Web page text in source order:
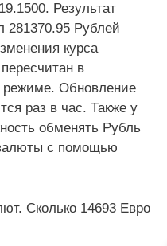
Результат
281370.95 Рублей
курса
в
режиме. Обновление
раз в час. Также у
обменять Рубль
с помощью
Сколько 14693 Евро